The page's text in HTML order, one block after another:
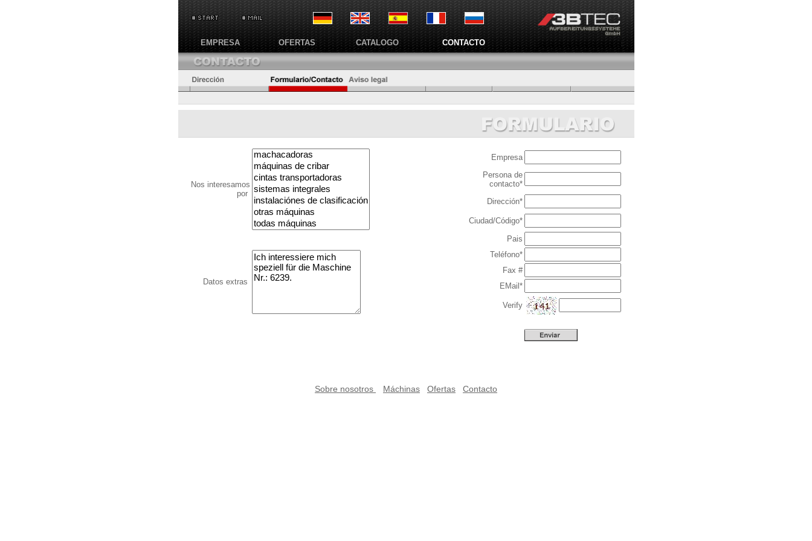
EMPRESA OFERTAS CATALOGO CONTACTO
Nos interesamos
por
Empresa
Persona de
contacto*
Dirección*
Ciudad/Código*
Pais
Datos extras
Teléfono*
Fax #
EMail*
Verify
Sobre nosotros Máchinas Ofertas Contacto